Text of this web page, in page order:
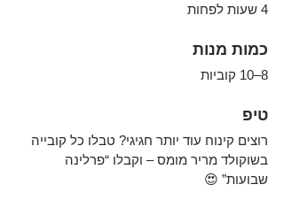
4 שעות לפחות
כמות מנות
8–10 קוביות
טיפ
רוצים קינוח עוד יותר חגיגי? טבלו כל קובייה
בשוקולד מריר מומס – וקבלו “פרלינה
שבועות” 😍